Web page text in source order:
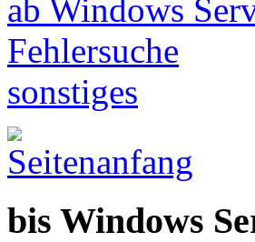
ab Windows
Fehlersuche
sonstiges
bis Windows